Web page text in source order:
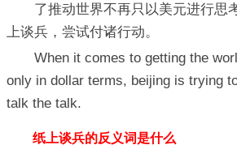
了推动世界不再只以美元进行思
上谈兵，尝试付诸行动。
When it comes to getting the
only in dollar terms, beijing is trying
talk the talk.
纸上谈兵的反义词是什么